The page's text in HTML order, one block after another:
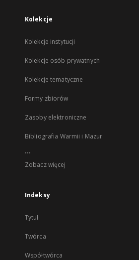
Kolekcje
Kolekcje instytucji
Kolekcje osób prywatnych
Kolekcje tematyczne
Formy zbiorów
Zasoby elektroniczne
Bibliografia Warmii i Mazur
...
Zobacz więcej
Indeksy
Tytuł
Twórca
Współtwórca